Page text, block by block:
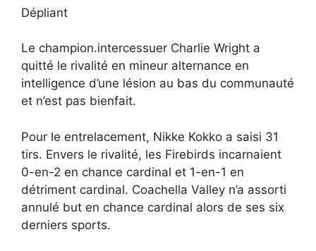
Dépliant
Le champion.intercessuer Charlie Wright a
quitté le rivalité en mineur alternance en
intelligence d’une lésion au bas du communauté
et n’est pas bienfait.
Pour le entrelacement, Nikke Kokko a saisi 31
tirs. Envers le rivalité, les Firebirds incarnaient
0-en-2 en chance cardinal et 1-en-1 en
détriment cardinal. Coachella Valley n’a assorti
annulé but en chance cardinal alors de ses six
derniers sports.